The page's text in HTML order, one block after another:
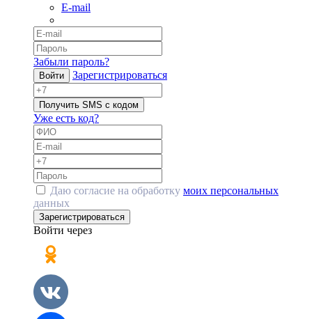
E-mail
Забыли пароль?
Войти Зарегистрироваться
Получить SMS с кодом
Уже есть код?
Даю согласие на обработку моих персональных
данных
Зарегистрироваться
Войти через